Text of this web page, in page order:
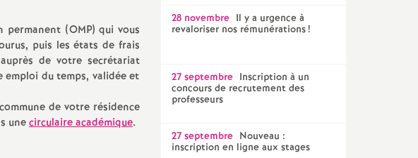
(OMP) qui vous
puis les états de frais
de votre secrétariat
emploi du temps, validée et
de votre résidence
unecirculaire académique.
28 novembre Il y a urgence à
revaloriser nos rémunérations!
27 septembre Inscription à un
concours de recrutement des
professeurs
27 septembre Nouveau :
inscription en ligne aux stages